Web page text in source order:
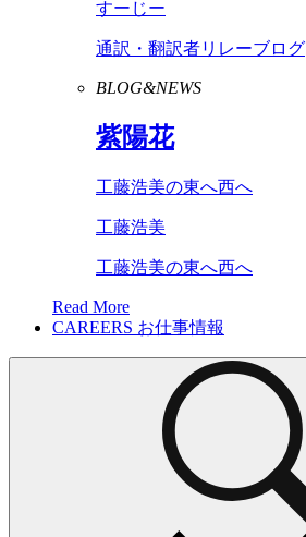
すーじー
通訳・翻訳者リレーブログ
BLOG&NEWS
紫陽花
工藤浩美の東へ西へ
工藤浩美
工藤浩美の東へ西へ
Read More
CAREERS お仕事情報